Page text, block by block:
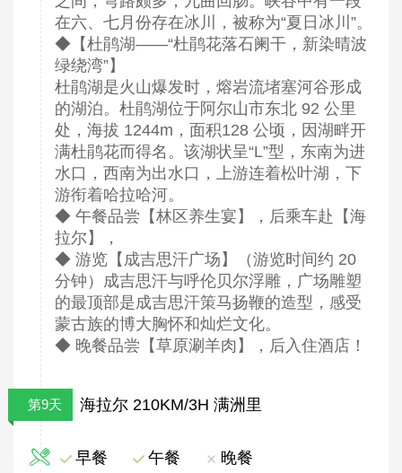
在六、七月份存在冰川，被称为“夏日冰川”。
◆【杜鹃湖——“杜鹃花落石阑干，新染晴波
绿绕湾”】
杜鹃湖是火山爆发时，熔岩流堵塞河谷形成
的湖泊。杜鹃湖位于阿尔山市东北 92 公里
处，海拔 1244m，面积128 公顷，因湖畔开
满杜鹃花而得名。该湖状呈“L”型，东南为进
水口，西南为出水口，上游连着松叶湖，下
游衔着哈拉哈河。
◆ 午餐品尝【林区养生宴】，后乘车赴【海
拉尔】，
◆ 游览【成吉思汗广场】（游览时间约 20
分钟）成吉思汗与呼伦贝尔浮雕，广场雕塑
的最顶部是成吉思汗策马扬鞭的造型，感受
蒙古族的博大胸怀和灿烂文化。
◆ 晚餐品尝【草原涮羊肉】，后入住酒店！
第9天 海拉尔 210KM/3H 满洲里
早餐 午餐 晚餐